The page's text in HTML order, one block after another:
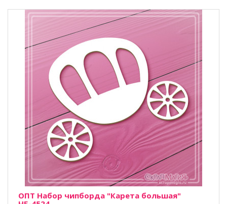
ОПТ Набор чипборда "Карета большая"